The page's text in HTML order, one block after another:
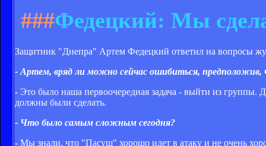
###Федецкий: Мы
Защитник "Днепра" Артем Федецкий ответил на вопросы
- Артем, вряд ли можно сейчас ошибиться, предположив,
- Это было наша первоочередная задача - выйти из группы.
должны были сделать.
- Что было самым сложным сегодня?
- Мы знали, что "Пасуш" хорошо идет в атаку и не очень